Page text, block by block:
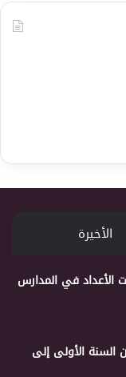
الأخيرة
الأعداد في المدارس
السنة الأولى إلى